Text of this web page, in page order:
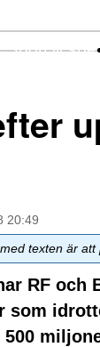
Sport & spel
20:49
texten är
RF
som